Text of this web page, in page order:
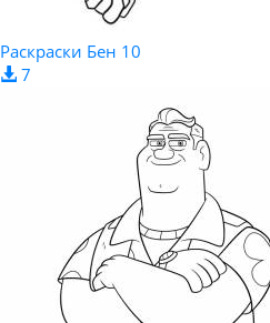
Раскраски Бен 10
7